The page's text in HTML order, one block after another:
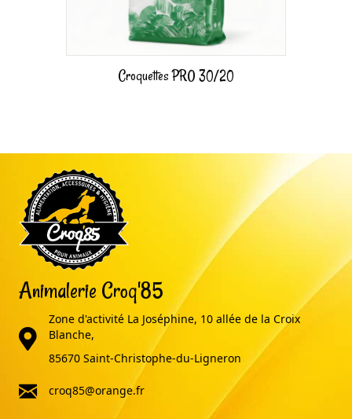
Croquettes PRO 30/20
Animalerie Croq'85
adresse
Zone d'activité La Joséphine, 10 allée de la Croix
Blanche,
85670 Saint-Christophe-du-Ligneron
email
croq85@orange.fr